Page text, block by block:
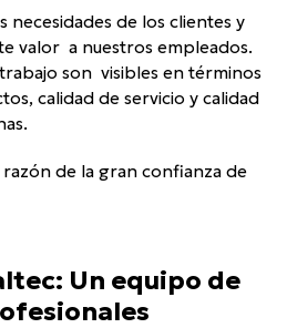
necesidades de los clientes y
valor a nuestros empleados.
son visibles en términos
calidad de servicio y calidad
razón de la gran confianza de
Un equipo de